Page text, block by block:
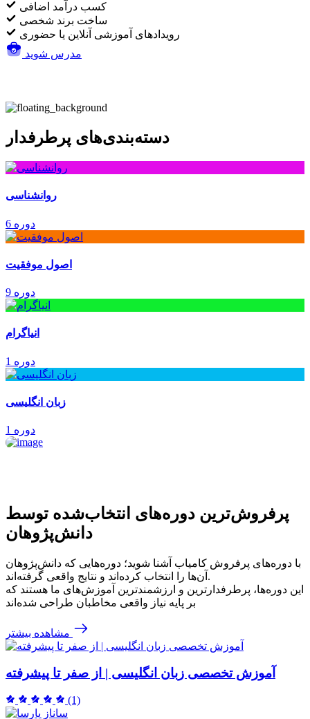
کسب درآمد اضافی
ساخت برند شخصی
رویدادهای آموزشی آنلاین یا حضوری
مدرس شوید
دسته‌بندی‌های پرطرفدار
روانشناسی
6 دوره
اصول موفقیت
9 دوره
انیاگرام
1 دوره
زبان انگلیسی
1 دوره
پرفروش‌ترین‌ دوره‌های انتخاب‌شده توسط
دانش‌پژوهان
با دوره‌های پرفروش کامیاب آشنا شوید؛ دوره‌هایی که دانش‌پژوهان
آن‌ها را انتخاب کرده‌اند و نتایج واقعی گرفته‌اند.
این دوره‌ها، پرطرفدارترین و ارزشمندترین آموزش‌های ما هستند که
بر پایه نیاز واقعی مخاطبان طراحی شده‌اند
مشاهده بیشتر
آموزش تخصصی زبان انگلیسی | از صفر تا پیشرفته
(1)